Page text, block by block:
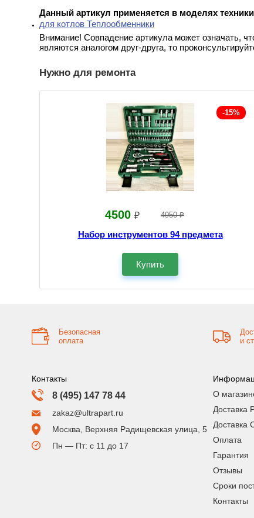
Данный артикул применяется в моделях
для котлов Теплообменники
Внимание! Совпадение артикула может означать,
являются аналогом друг-друга, то
Нужно для ремонта
-15%
4500₽ 4950 ₽
Набор инструментов 94 предмета
Купить
Безопасная
оплата
и
Контакты
8 (495) 147 78 44
zakaz@ultrapart.ru
Москва, Верхняя Радищевская улица, 5
Пн — Пт: с 11 до 17
О
Доставка
Доставка
Оплата
Гарантия
Отзывы
Сроки
Контакты